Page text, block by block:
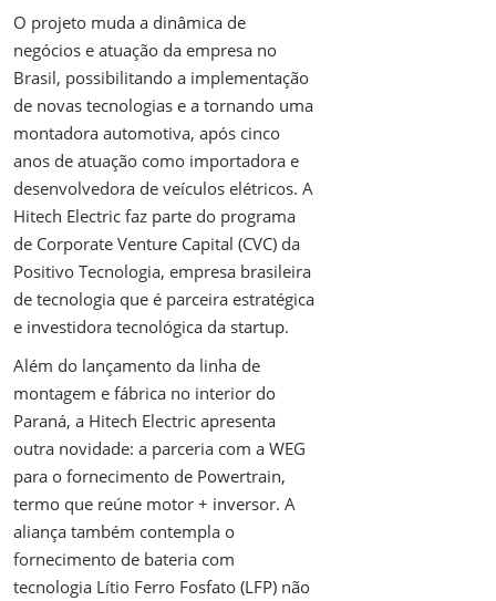
O projeto muda a dinâmica de
negócios e atuação da empresa no
Brasil, possibilitando a implementação
de novas tecnologias e a tornando uma
montadora automotiva, após cinco
anos de atuação como importadora e
desenvolvedora de veículos elétricos. A
Hitech Electric faz parte do programa
de Corporate Venture Capital (CVC) da
Positivo Tecnologia, empresa brasileira
de tecnologia que é parceira estratégica
e investidora tecnológica da startup.
Além do lançamento da linha de
montagem e fábrica no interior do
Paraná, a Hitech Electric apresenta
outra novidade: a parceria com a WEG
para o fornecimento de Powertrain,
termo que reúne motor + inversor. A
aliança também contempla o
fornecimento de bateria com
tecnologia Lítio Ferro Fosfato (LFP) não